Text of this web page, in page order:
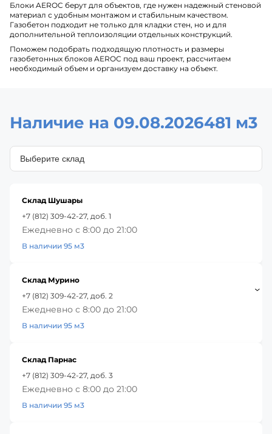
Блоки AEROC берут для объектов, где нужен надежный стеновой
материал с удобным монтажом и стабильным качеством.
Газобетон подходит не только для кладки стен, но и для
дополнительной теплоизоляции отдельных конструкций.
Поможем подобрать подходящую плотность и размеры
газобетонных блоков AEROC под ваш проект, рассчитаем
необходимый объем и организуем доставку на объект.
Наличие на 09.08.2026481 м3
Склад Шушары
+7 (812) 309-42-27, доб. 1
Ежедневно с 8:00 до 21:00
В наличии 95 м3
Склад Мурино
+7 (812) 309-42-27, доб. 2
Ежедневно с 8:00 до 21:00
В наличии 95 м3
Склад Парнас
+7 (812) 309-42-27, доб. 3
Ежедневно с 8:00 до 21:00
В наличии 95 м3